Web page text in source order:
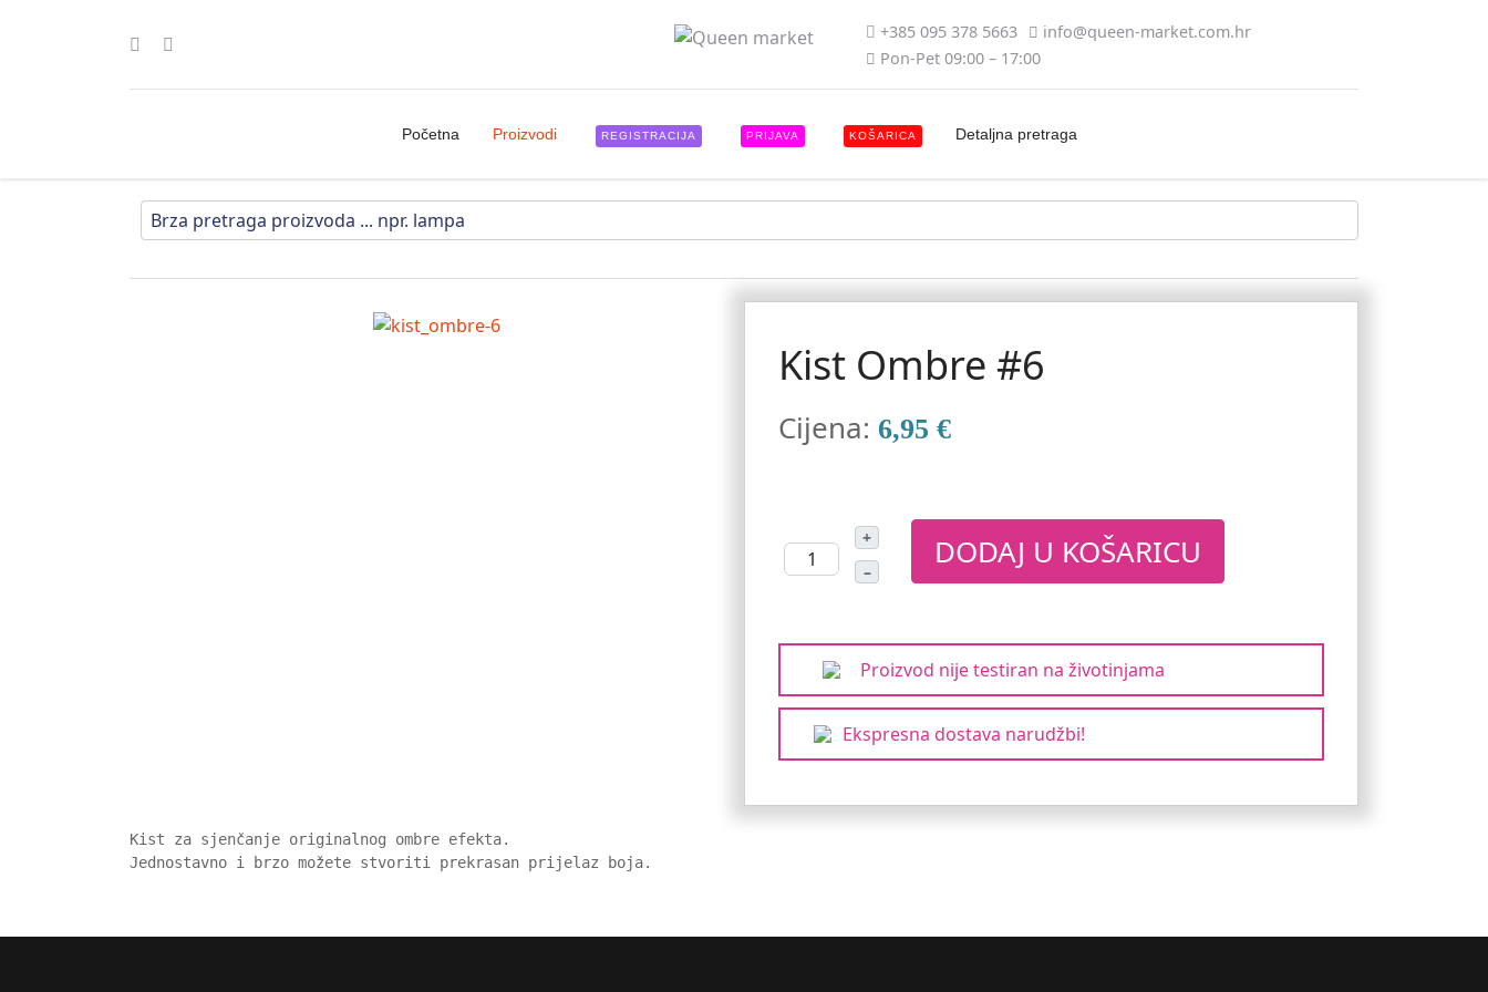
+385 095 378 5663
info@queen-market.com.hr
Pon-Pet 09:00 – 17:00
Početna Proizvodi REGISTRACIJA PRIJAVA KOŠARICA Detaljna pretraga
Kist Ombre #6
Cijena: 6,95 €
+
–
DODAJ U KOŠARICU
Proizvod nije testiran na životinjama
Ekspresna dostava narudžbi!
Kist za sjenčanje originalnog ombre efekta.
Jednostavno i brzo možete stvoriti prekrasan prijelaz boja.